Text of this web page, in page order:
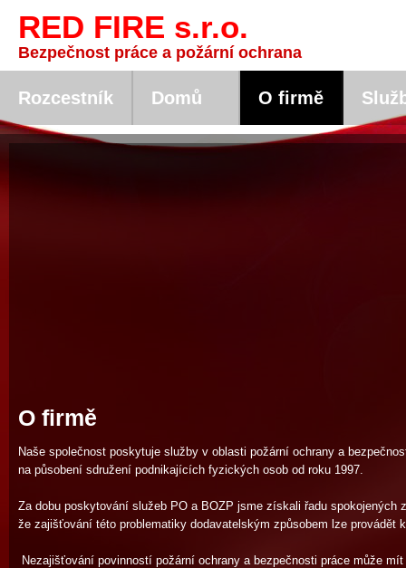
RED FIRE s.r.o.
Bezpečnost práce a požární ochrana
Rozcestník Domů O firmě
O firmě
Naše společnost poskytuje služby v oblasti požární ochrany a
na působení sdružení podnikajících fyzických osob od roku 1997.
Za dobu poskytování služeb PO a BOZP jsme získali řadu
že zajišťování této problematiky dodavatelským způsobem lze provádět
Nezajišťování povinností požární ochrany a bezpečnosti práce může